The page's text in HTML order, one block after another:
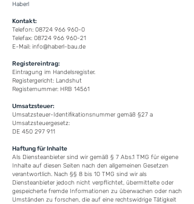
Haberl
Kontakt:
Telefon: 08724 966 960-0
Telefax: 08724 966 960-21
E-Mail: info@haberl-bau.de
Registereintrag:
Eintragung im Handelsregister.
Registergericht: Landshut
Registernummer: HRB 14561
Umsatzsteuer:
Umsatzsteuer-Identifikationsnummer gemäß §27 a
Umsatzsteuergesetz:
DE 450 297 911
Haftung für Inhalte
Als Diensteanbieter sind wir gemäß § 7 Abs.1 TMG für eigene
Inhalte auf diesen Seiten nach den allgemeinen Gesetzen
verantwortlich. Nach §§ 8 bis 10 TMG sind wir als
Diensteanbieter jedoch nicht verpflichtet, übermittelte oder
gespeicherte fremde Informationen zu überwachen oder nach
Umständen zu forschen, die auf eine rechtswidrige Tätigkeit